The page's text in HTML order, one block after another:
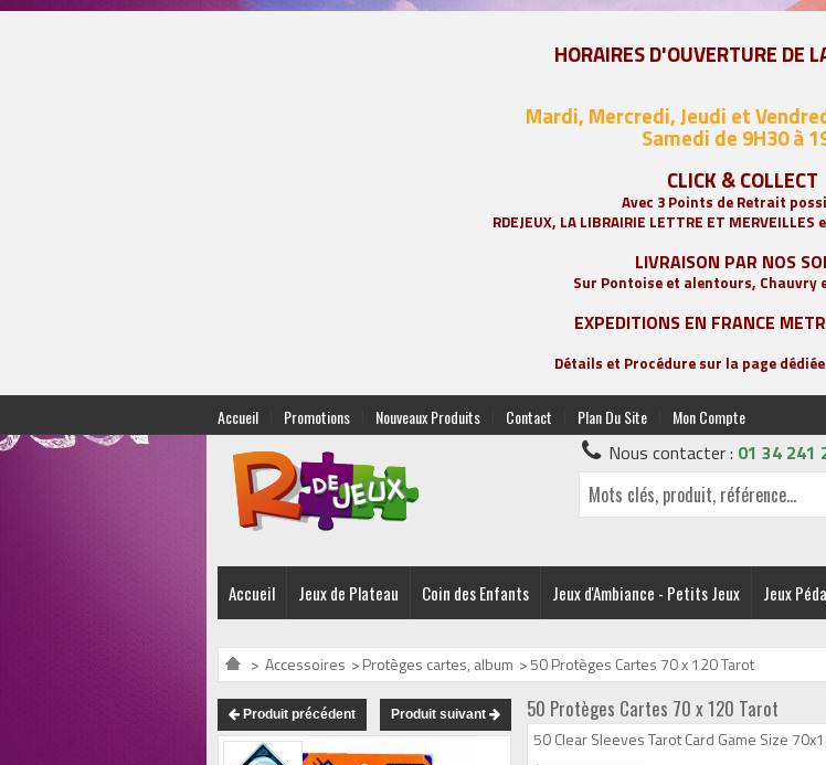
HORAIRES D'OUVERTURE DE
Mardi, Mercredi, Jeudi et
Samedi de 9H30 à
CLICK & COLLECT
Avec 3 Points de Retrait
RDEJEUX, LA LIBRAIRIE LETTRE ET MERVEILLES
LIVRAISON PAR NOS
Sur Pontoise et alentours, Chauvry
EXPEDITIONS EN FRANCE
Détails et Procédure sur la page
Accueil Promotions Nouveaux Produits Contact Plan Du Site Mon Compte
Nous contacter : 01 34 241
Accueil Jeux de Plateau Coin des Enfants Jeux d'Ambiance - Petits Jeux Jeux
> Accessoires >Protèges cartes, album >50 Protèges Cartes 70 x 120 Tarot
Produit précédent Produit suivant 50 Protèges Cartes 70 x 120 Tarot
50 Clear Sleeves Tarot Card Game Size